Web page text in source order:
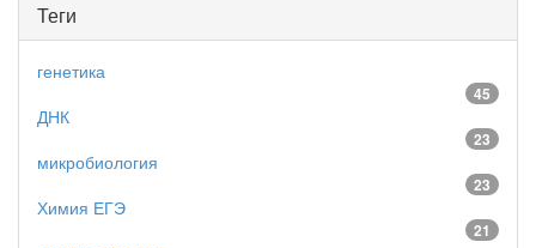
Теги
генетика
45
ДНК
23
микробиология
23
Химия ЕГЭ
21